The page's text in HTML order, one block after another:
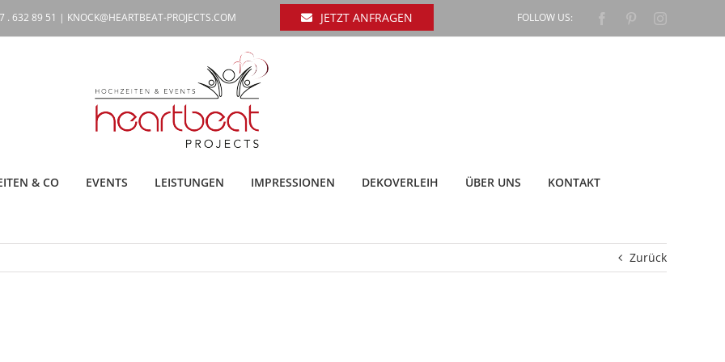
. 632 89 51 | KNOCK@HEARTBEAT-PROJECTS.COM JETZT ANFRAGEN FOLLOW US: FacebookPinterestInstagram
& CO EVENTS LEISTUNGEN IMPRESSIONEN DEKOVERLEIH ÜBER UNS KONTAKT
Zurück